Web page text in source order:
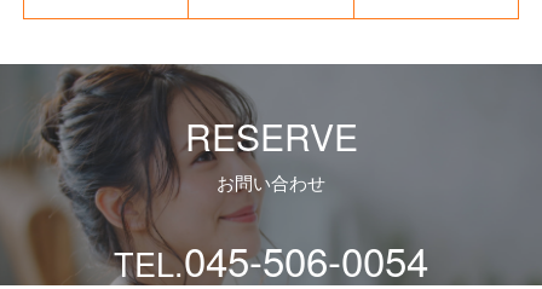
RESERVE
お問い合わせ
TEL.045-506-0054